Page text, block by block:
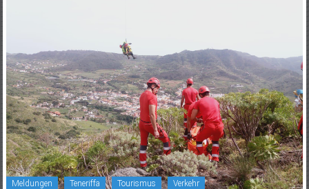
Meldungen Teneriffa Tourismus Verkehr